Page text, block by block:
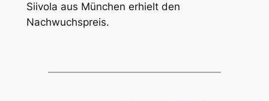
Siivola aus München erhielt den
Nachwuchspreis.